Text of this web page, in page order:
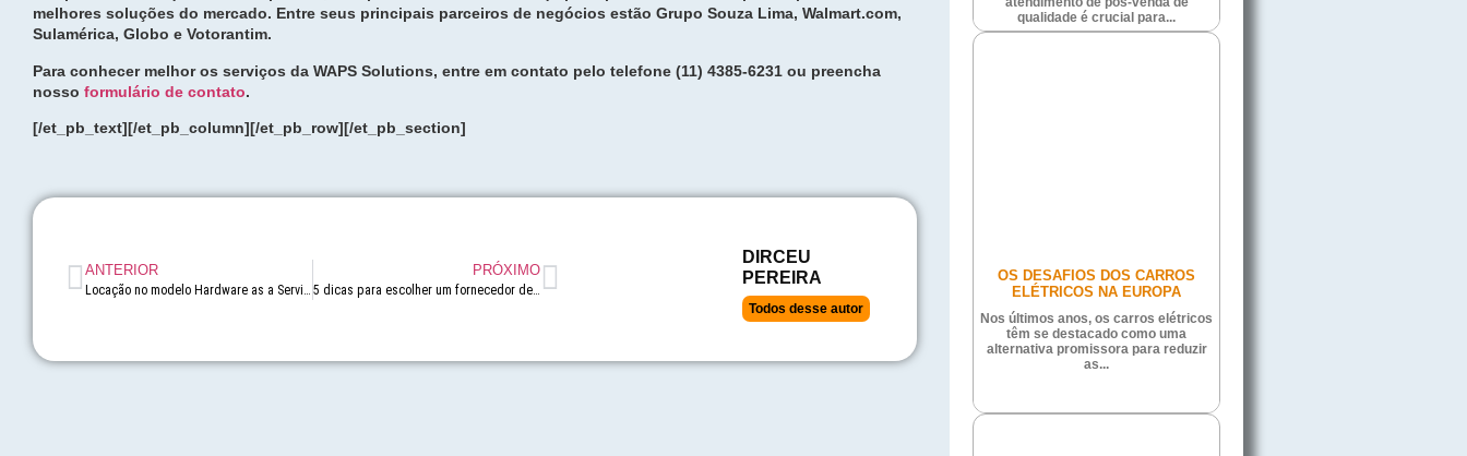
melhores soluções do mercado. Entre seus principais parceiros de negócios estão Grupo Souza Lima, Walmart.com,
Sulamérica, Globo e Votorantim.
Para conhecer melhor os serviços da WAPS Solutions, entre em contato pelo telefone (11) 4385-6231 ou preencha
nosso formulário de contato.
[/et_pb_text][/et_pb_column][/et_pb_row][/et_pb_section]
ANTERIOR
Locação no modelo Hardware as a Service: quais as vantagens?
PRÓXIMO
5 dicas para escolher um fornecedor de TI ideal
DIRCEU
PEREIRA
Todos desse autor
qualidade é crucial para...
OS DESAFIOS DOS CARROS
ELÉTRICOS NA EUROPA
Nos últimos anos, os carros elétricos
têm se destacado como uma
alternativa promissora para reduzir
as...